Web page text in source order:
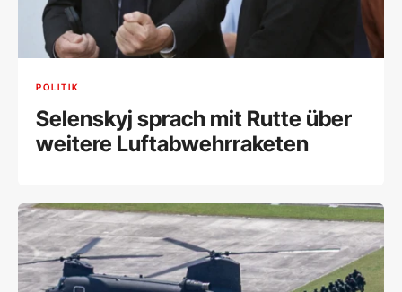
POLITIK
Selenskyj sprach mit Rutte über
weitere Luftabwehrraketen